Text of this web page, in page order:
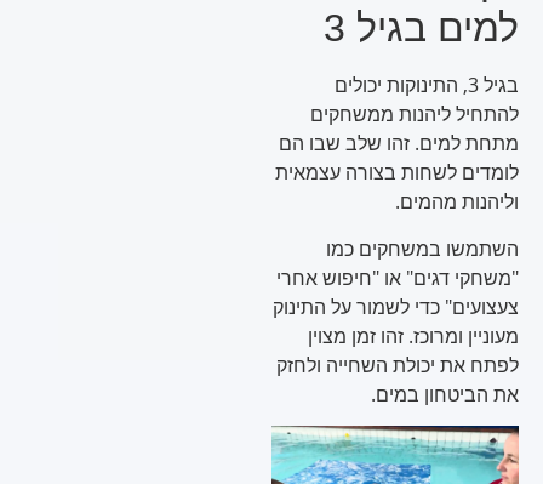
למים בגיל 3
בגיל 3, התינוקות יכולים
להתחיל ליהנות ממשחקים
מתחת למים. זהו שלב שבו הם
לומדים לשחות בצורה עצמאית
וליהנות מהמים.
השתמשו במשחקים כמו
"משחקי דגים" או "חיפוש אחרי
צעצועים" כדי לשמור על התינוק
מעוניין ומרוכז. זהו זמן מצוין
לפתח את יכולת השחייה ולחזק
את הביטחון במים.